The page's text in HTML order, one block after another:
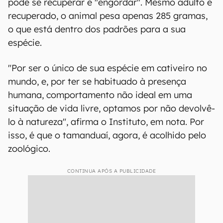
recuperado, o animal pesa apenas 285 gramas,
o que está dentro dos padrões para a sua
espécie.
"Por ser o único de sua espécie em cativeiro no
mundo, e, por ter se habituado à presença
humana, comportamento não ideal em uma
situação de vida livre, optamos por não devolvê-
lo à natureza", afirma o Instituto, em nota. Por
isso, é que o tamanduaí, agora, é acolhido pelo
zoológico.
CONTINUA APÓS A PUBLICIDADE